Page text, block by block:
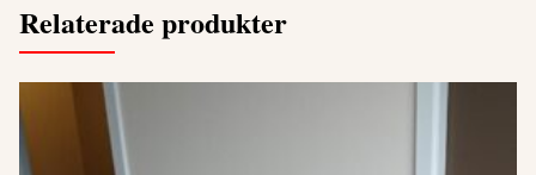
Relaterade produkter